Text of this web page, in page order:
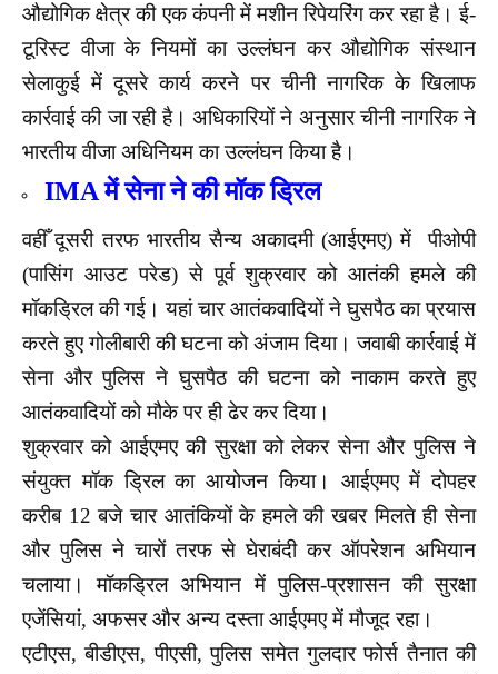
औद्योगिक क्षेत्र की एक कंपनी में मशीन रिपेयरिंग कर रहा है। ई-
टूरिस्ट वीजा के नियमों का उल्लंघन कर औद्योगिक संस्थान
सेलाकुई में दूसरे कार्य करने पर चीनी नागरिक के खिलाफ
कार्रवाई की जा रही है। अधिकारियों ने अनुसार चीनी नागरिक ने
भारतीय वीजा अधिनियम का उल्लंघन किया है।
IMA में सेना ने की मॉक ड्रिल
वहीँ दूसरी तरफ भारतीय सैन्य अकादमी (आईएमए) में पीओपी
(पासिंग आउट परेड) से पूर्व शुक्रवार को आतंकी हमले की
मॉकड्रिल की गई। यहां चार आतंकवादियों ने घुसपैठ का प्रयास
करते हुए गोलीबारी की घटना को अंजाम दिया। जवाबी कार्रवाई में
सेना और पुलिस ने घुसपैठ की घटना को नाकाम करते हुए
आतंकवादियों को मौके पर ही ढेर कर दिया।
शुक्रवार को आईएमए की सुरक्षा को लेकर सेना और पुलिस ने
संयुक्त मॉक ड्रिल का आयोजन किया। आईएमए में दोपहर
करीब 12 बजे चार आतंकियों के हमले की खबर मिलते ही सेना
और पुलिस ने चारों तरफ से घेराबंदी कर ऑपरेशन अभियान
चलाया। मॉकड्रिल अभियान में पुलिस-प्रशासन की सुरक्षा
एजेंसियां, अफसर और अन्य दस्ता आईएमए में मौजूद रहा।
एटीएस, बीडीएस, पीएसी, पुलिस समेत गुलदार फोर्स तैनात की